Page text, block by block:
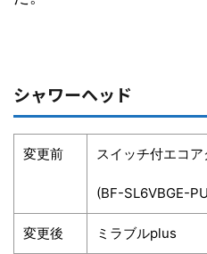
シャワーヘッド
変更前 スイッチ付エコ
(BF-SL6VBGE-
変更後 ミラブルplus